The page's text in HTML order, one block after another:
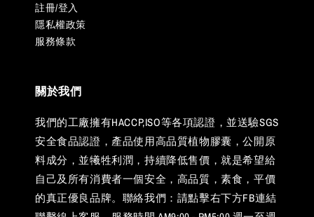
註冊/登入
隱私權政策
服務條款
關於我們
我們的工廠擁有HACCP,ISO等各項認證，並送驗SGS
安全食品認證，產品使用高品質植物膠囊，公開原
料成分，並犧牲利潤，持續降低售價，就是希望給
自己及所有消費者一個安全，高品質，素食，平價
的真正優良品牌。聯絡我們：請點擊右下方FB連結